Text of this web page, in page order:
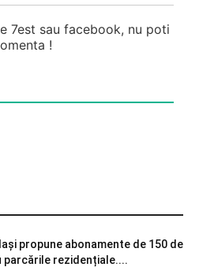
7est sau facebook, nu poti
!
propune abonamente de 150 de
parcările rezidențiale....